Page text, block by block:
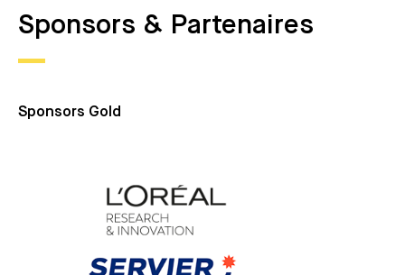
Sponsors & Partenaires
Sponsors Gold